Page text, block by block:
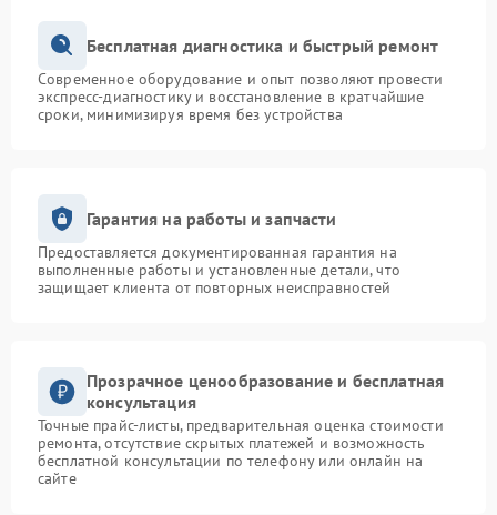
Бесплатная диагностика и быстрый ремонт
Современное оборудование и опыт позволяют провести
экспресс-диагностику и восстановление в кратчайшие
сроки, минимизируя время без устройства
Гарантия на работы и запчасти
Предоставляется документированная гарантия на
выполненные работы и установленные детали, что
защищает клиента от повторных неисправностей
Прозрачное ценообразование и бесплатная
консультация
Точные прайс-листы, предварительная оценка стоимости
ремонта, отсутствие скрытых платежей и возможность
бесплатной консультации по телефону или онлайн на
сайте